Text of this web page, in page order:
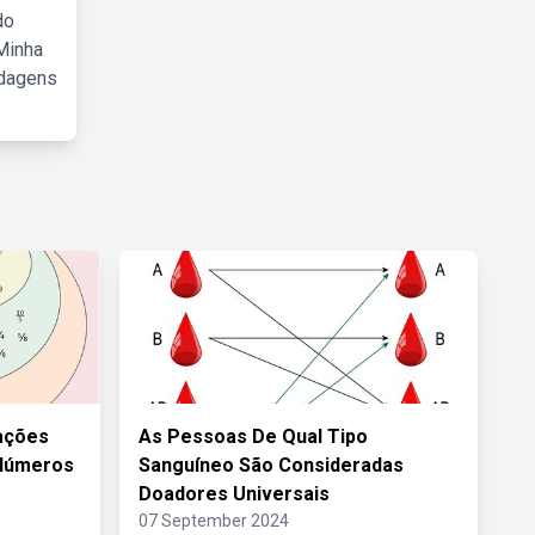
As Pessoas De Qual Tipo
Sanguíneo São Consideradas
Doadores Universais
07 September 2024